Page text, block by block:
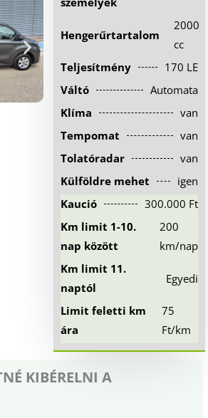
Hűtőautó bérlés
Feltételek
Szolgáltatások
Gy.i.k.
Kapcsolat
Hengerűrtartalom
2000
cc
Teljesítmény
170 LE
Váltó
Automata
Klíma
van
Tempomat
van
Tolatóradar
van
Külföldre mehet
igen
Kaució
300.000 Ft
Km limit 1-10.
nap között
200
km/nap
Km limit 11.
naptól
Egyedi
Limit feletti km
ára
75
Ft/km
KIBÉRELNI A